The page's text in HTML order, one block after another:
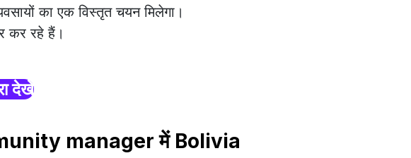
का एक विस्तृत चयन मिलेगा।
कर रहे हैं।
देखें
manager में Bolivia